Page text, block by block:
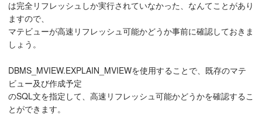
は完全リフレッシュしか実行されていなかった、なんてことがあり
ますので、
マテビューが高速リフレッシュ可能かどうか事前に確認しておきま
しょう。
DBMS_MVIEW.EXPLAIN_MVIEWを使用することで、既存のマテ
ビュー及び作成予定
のSQL文を指定して、高速リフレッシュ可能かどうかを確認するこ
とができます。